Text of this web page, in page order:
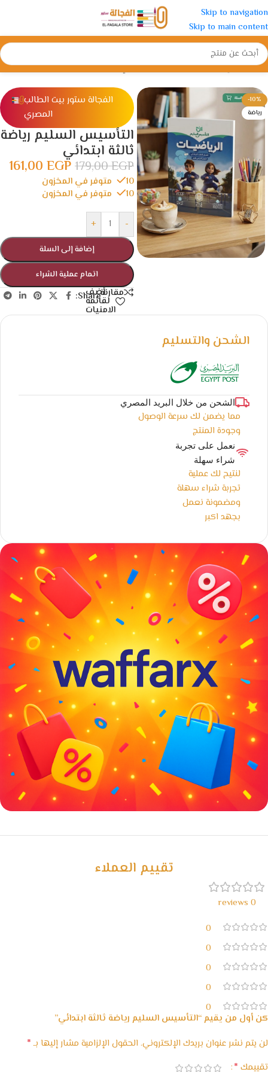
Skip to navigation
Skip to main content
الرئيسية/الإبتدائية/الصف الثالث الأبتدائي
-10%
رياضة
الفجالة ستور بيت الطالب
المصري
التأسيس السليم رياضة
ثالثة ابتدائي
179,00EGP
161,00 EGP
10 متوفر في المخزون
10 متوفر في المخزون
-
+
إضافة إلى السلة
اتمام عملية الشراء
مقارنةأضف
لقائمة
الامنيات
Share:
الشحن والتسليم
الشحن من خلال البريد المصري
مما يضمن لك سرعة الوصول
وجودة المنتج
نعمل على تجربة
شراء سهلة
لنتيح لك عملية
تجربة شراء سهلة
ومضمونة نعمل
بجهد اكبر
خصومات كبيرة
تقييم العملاء
0 reviews
0
0
0
0
0
كن أول من يقيم “التأسيس السليم رياضة ثالثة ابتدائي”
لن يتم نشر عنوان بريدك الإلكتروني. الحقول الإلزامية مشار إليها بـ*
تقييمك *